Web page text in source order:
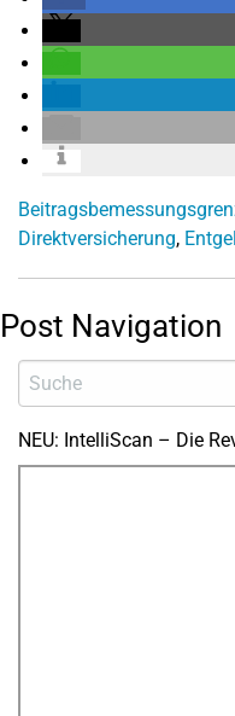
Direktversicherung,
Post Navigation
NEU: IntelliScan – Die